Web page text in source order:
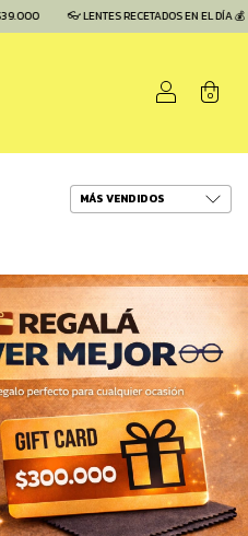
👓 LENTES RECETADOS EN EL DÍA 💰
0